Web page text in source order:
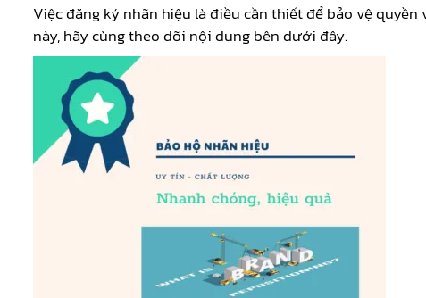
Việc đăng ký nhãn hiệu là điều cần thiết để bảo vệ
này, hãy cùng theo dõi nội dung bên dưới đây.